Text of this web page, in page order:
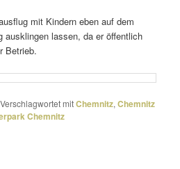
mit Kindern eben auf dem
ausklingen lassen, da er öffent­lich
Betrieb.
Verschlagwortet mitChemnitz,Chemnitz
Chemnitz